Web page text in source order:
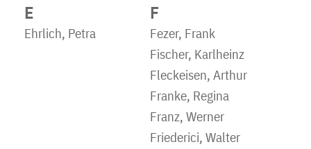
E
Ehrlich, Petra
F
Fezer, Frank
Fischer, Karlheinz
Fleckeisen, Arthur
Franke, Regina
Franz, Werner
Friederici, Walter